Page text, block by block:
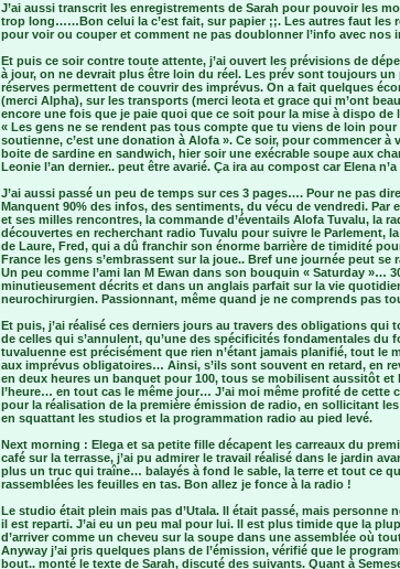
J’ai aussi transcrit les enregistrements de Sarah pour pouvoir les
trop long……Bon celui la c’est fait, sur papier ;;. Les autres faut les
pour voir ou couper et comment ne pas doublonner l’info avec nos
Et puis ce soir contre toute attente, j’ai ouvert les prévisions de
à jour, on ne devrait plus être loin du réel. Les prév sont toujours
réserves permettent de couvrir des imprévus. On a fait quelques
(merci Alpha), sur les transports (merci leota et grace qui m’ont
encore une fois que je paie quoi que ce soit pour la mise à dispo de
« Les gens ne se rendent pas tous compte que tu viens de loin pour
soutienne, c’est une donation à Alofa ». Ce soir, pour commencer à
boite de sardine en sandwich, hier soir une exécrable soupe aux
Leonie l’an dernier.. peut être avarié. Ça ira au compost car Elena
J’ai aussi passé un peu de temps sur ces 3 pages…. Pour ne pas
Manquent 90% des infos, des sentiments, du vécu de vendredi. Par
et ses milles rencontres, la commande d’éventails Alofa Tuvalu, la
découvertes en recherchant radio Tuvalu pour suivre le Parlement,
de Laure, Fred, qui a dû franchir son énorme barrière de timidité
France les gens s’embrassent sur la joue.. Bref une journée peut se
Un peu comme l’ami Ian M Ewan dans son bouquin « Saturday »…
minutieusement décrits et dans un anglais parfait sur la vie
neurochirurgien. Passionnant, même quand je ne comprends pas
Et puis, j’ai réalisé ces derniers jours au travers des obligations qui
de celles qui s’annulent, qu’une des spécificités fondamentales du
tuvaluenne est précisément que rien n’étant jamais planifié, tout le
aux imprévus obligatoires… Ainsi, s’ils sont souvent en retard, en
en deux heures un banquet pour 100, tous se mobilisent aussitôt et
l’heure… en tout cas le même jour… J’ai moi même profité de cette
pour la réalisation de la première émission de radio, en sollicitant
en squattant les studios et la programmation radio au pied levé.
Next morning : Elega et sa petite fille décapent les carreaux du
café sur la terrasse, j’ai pu admirer le travail réalisé dans le jardin
plus un truc qui traîne… balayés à fond le sable, la terre et tout ce
rassemblées les feuilles en tas. Bon allez je fonce à la radio !
Le studio était plein mais pas d’Utala. Il était passé, mais personne
il est reparti. J’ai eu un peu mal pour lui. Il est plus timide que la
d’arriver comme un cheveu sur la soupe dans une assemblée où
Anyway j’ai pris quelques plans de l’émission, vérifié que le
bout.. monté le texte de Sarah, discuté des suivants. Quant à